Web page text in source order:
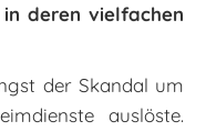
deren vielfachen
der Skandal um
auslöste.